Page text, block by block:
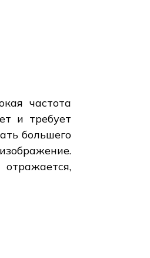
частота
и требует
большего